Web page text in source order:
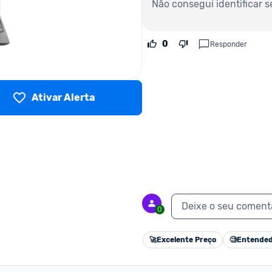
Ativar Alerta
Não consegui identificar
0 Responder
0 Deixe o seu
🚀Excelente Preço 🧐